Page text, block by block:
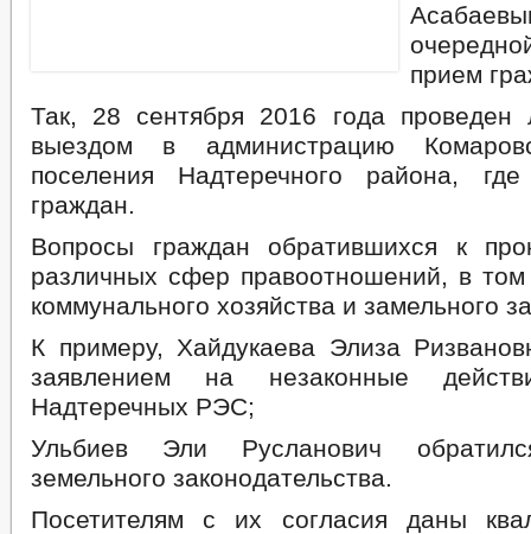
прием
Так, 28 сентября 2016 года
выездом в администрацию
поселения Надтеречного района,
граждан.
Вопросы граждан обратившихся к
различных сфер правоотношений, в
коммунального хозяйства и замельного
К примеру, Хайдукаева Элиза
заявлением на незаконные
Надтеречных РЭС;
Ульбиев Эли Русланович
земельного законодательства.
Посетителям с их согласия даны